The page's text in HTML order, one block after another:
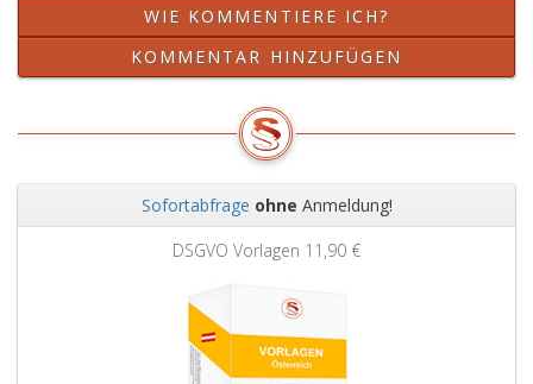
WIE KOMMENTIERE ICH?
KOMMENTAR HINZUFÜGEN
Sofortabfrage ohne Anmeldung!
DSGVO Vorlagen 11,90 €